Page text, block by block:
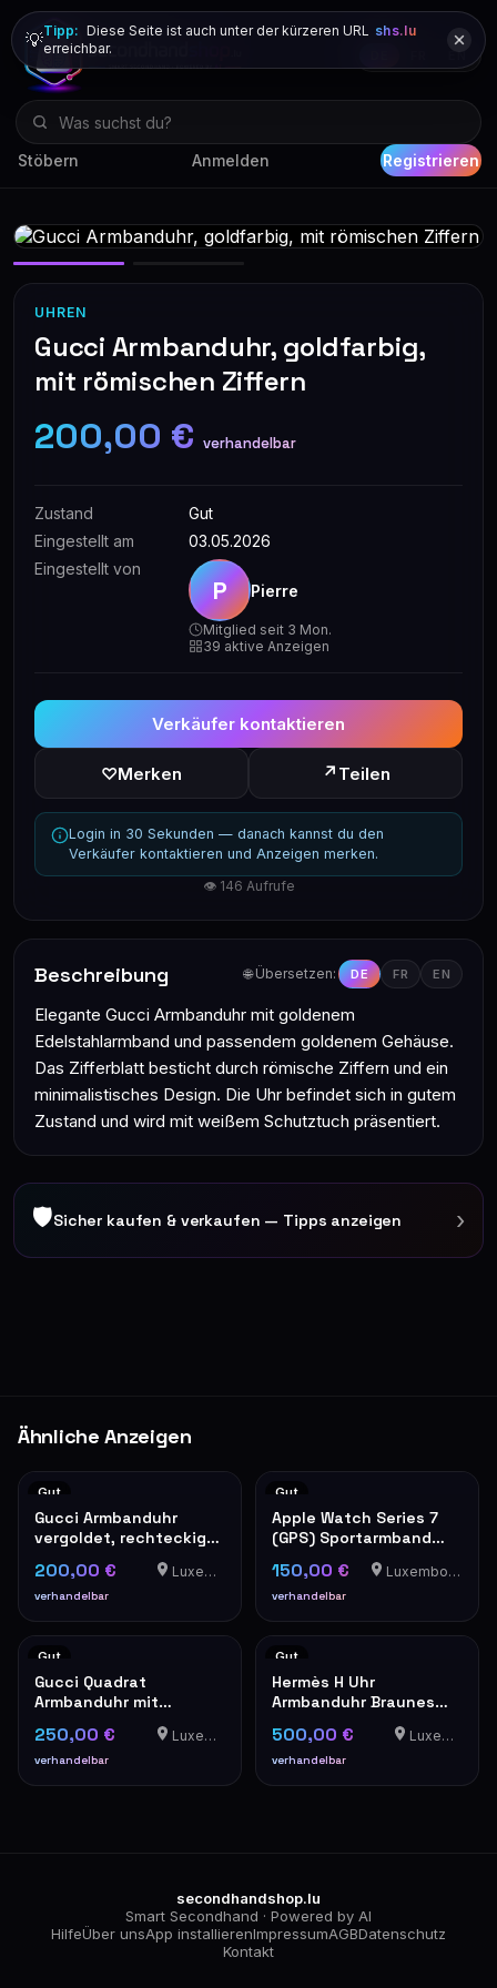
Stöbern Anmelden Registrieren
💡Tipp: Diese Seite ist auch unter der kürzeren URL shs.lu
erreichbar.
UHREN
Gucci Armbanduhr, goldfarbig,
mit römischen Ziffern
200,00 € verhandelbar
Zustand
Gut
Eingestellt am
03.05.2026
Eingestellt von
P Pierre
Mitglied seit 3 Mon.
39 aktive Anzeigen
Verkäufer kontaktieren
♡Merken ↗ Teilen
Login in 30 Sekunden — danach kannst du den
Verkäufer kontaktieren und Anzeigen merken.
👁 146 Aufrufe
Beschreibung 🌐 Übersetzen: DE FR EN
Elegante Gucci Armbanduhr mit goldenem
Edelstahlarmband und passendem goldenem Gehäuse.
Das Zifferblatt besticht durch römische Ziffern und ein
minimalistisches Design. Die Uhr befindet sich in gutem
Zustand und wird mit weißem Schutztuch präsentiert.
🛡Sicher kaufen & verkaufen — Tipps anzeigen ›
Ähnliche Anzeigen
Gut
Gucci Armbanduhr
vergoldet, rechteckiges
200,00 €
verhandelbar
Luxemburg
Gut
Apple Watch Series 7
(GPS) Sportarmband
150,00 €
verhandelbar
Luxembourg-Cents
Gut
Gucci Quadrat
Armbanduhr mit
250,00 €
verhandelbar
Luxemburg
Gut
Hermès H Uhr
Armbanduhr Braunes
500,00 €
verhandelbar
Luxemburg
secondhandshop.lu
Smart Secondhand · Powered by AI
HilfeÜber unsApp installierenImpressumAGBDatenschutz
Kontakt